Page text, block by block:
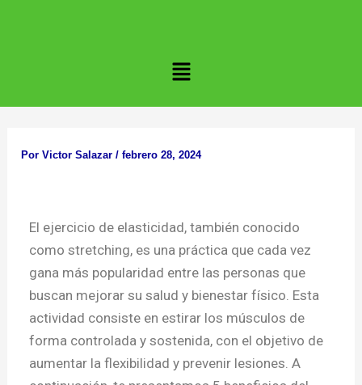
Menú
PorVictor Salazar/febrero 28, 2024
El ejercicio de elasticidad, también conocido
como stretching, es una práctica que cada vez
gana más popularidad entre las personas que
buscan mejorar su salud y bienestar físico. Esta
actividad consiste en estirar los músculos de
forma controlada y sostenida, con el objetivo de
aumentar la flexibilidad y prevenir lesiones. A